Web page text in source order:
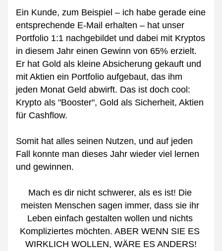
Ein Kunde, zum Beispiel – ich habe gerade eine
entsprechende E-Mail erhalten – hat unser
Portfolio 1:1 nachgebildet und dabei mit Kryptos
in diesem Jahr einen Gewinn von 65% erzielt.
Er hat Gold als kleine Absicherung gekauft und
mit Aktien ein Portfolio aufgebaut, das ihm
jeden Monat Geld abwirft. Das ist doch cool:
Krypto als "Booster", Gold als Sicherheit, Aktien
für Cashflow.
Somit hat alles seinen Nutzen, und auf jeden
Fall konnte man dieses Jahr wieder viel lernen
und gewinnen.
Mach es dir nicht schwerer, als es ist! Die
meisten Menschen sagen immer, dass sie ihr
Leben einfach gestalten wollen und nichts
Kompliziertes möchten. ABER WENN SIE ES
WIRKLICH WOLLEN, WÄRE ES ANDERS!